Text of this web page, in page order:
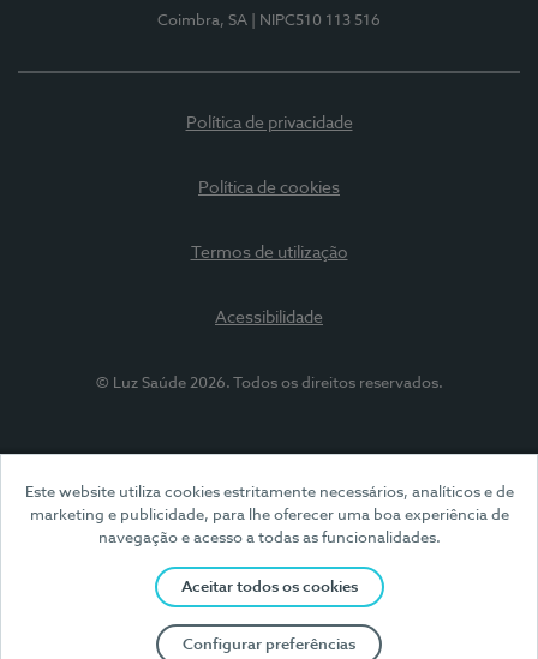
Este website utiliza cookies estritamente necessários, analíticos e de
marketing e publicidade, para lhe oferecer uma boa experiência de
navegação e acesso a todas as funcionalidades.
Aceitar todos os cookies
Configurar preferências
Coimbra, SA
| NIPC510 113 516
Política de privacidade
Política de cookies
Termos de utilização
Acessibilidade
© Luz Saúde 2026. Todos os direitos reservados.